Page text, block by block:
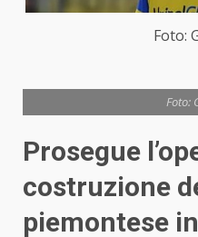
Foto:
Foto:
Prosegue
costruzione
piemontese